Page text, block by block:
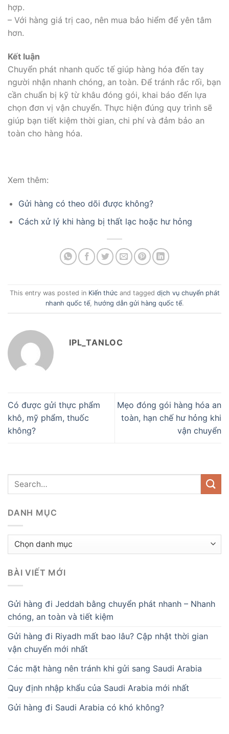
hợp.
– Với hàng giá trị cao, nên mua bảo hiểm để yên tâm
hơn.
Kết luận
Chuyển phát nhanh quốc tế giúp hàng hóa đến tay
người nhận nhanh chóng, an toàn. Để tránh rắc rối, bạn
cần chuẩn bị kỹ từ khâu đóng gói, khai báo đến lựa
chọn đơn vị vận chuyển. Thực hiện đúng quy trình sẽ
giúp bạn tiết kiệm thời gian, chi phí và đảm bảo an
toàn cho hàng hóa.
Xem thêm:
Gửi hàng có theo dõi được không?
Cách xử lý khi hàng bị thất lạc hoặc hư hỏng
This entry was posted in Kiến thứcand tagged dịch vụ chuyển phát
nhanh quốc tế, hướng dẫn gửi hàng quốc tế.
IPL_TANLOC
Có được gửi thực phẩm
khô, mỹ phẩm, thuốc
không?
Mẹo đóng gói hàng hóa an
toàn, hạn chế hư hỏng khi
vận chuyển
DANH MỤC
Danh
mục
BÀI VIẾT MỚI
Gửi hàng đi Jeddah bằng chuyển phát nhanh – Nhanh
chóng, an toàn và tiết kiệm
Gửi hàng đi Riyadh mất bao lâu? Cập nhật thời gian
vận chuyển mới nhất
Các mặt hàng nên tránh khi gửi sang Saudi Arabia
Quy định nhập khẩu của Saudi Arabia mới nhất
Gửi hàng đi Saudi Arabia có khó không?